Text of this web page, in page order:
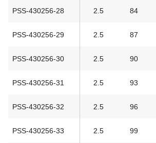
PSS-430256-28 2.5 84
PSS-430256-29 2.5 87
PSS-430256-30 2.5 90
PSS-430256-31 2.5 93
PSS-430256-32 2.5 96
PSS-430256-33 2.5 99